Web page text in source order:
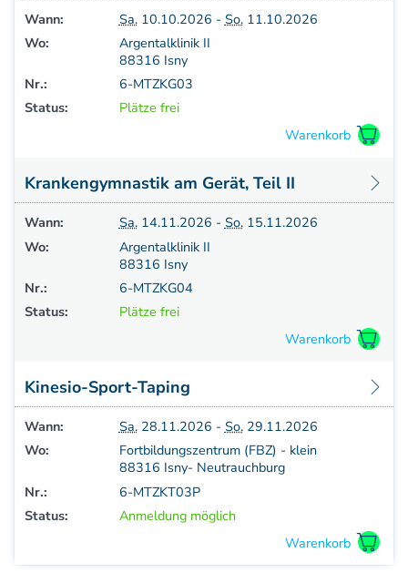
KURSE PHYSIOTHERAPEUTEN
Weiterbildung - Manuelle Therapie
Prüfungsvorbereitung
Fortbildung & Zusatzkurse
Kinesio-Sport-Taping
PNE - Pain Neuroscience Education
Wann: Sa.10.10.2026 - So.11.10.2026
Wo:
Argentalklinik II
88316 Isny
Nr.:
6-MTZKG03
Status:
Plätze frei
Krankengymnastik am Gerät, Teil II
Wann: Sa.14.11.2026 - So.15.11.2026
Wo:
Argentalklinik II
88316 Isny
Nr.:
6-MTZKG04
Status:
Plätze frei
Kinesio-Sport-Taping
Wann: Sa.28.11.2026 - So.29.11.2026
Wo:
Fortbildungszentrum (FBZ) - klein
88316 Isny- Neutrauchburg
Nr.:
6-MTZKT03P
Status:
Anmeldung möglich